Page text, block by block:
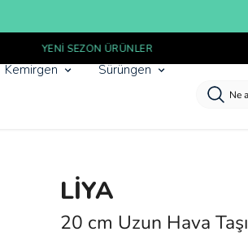
Kemirgen Sürüngen
LİYA
20 cm Uzun Hava Taşı